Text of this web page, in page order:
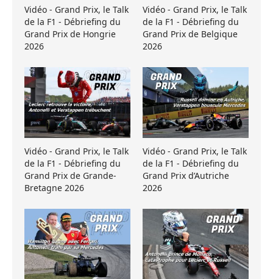
Vidéo - Grand Prix, le Talk
de la F1 - Débriefing du
Grand Prix de Hongrie
2026
Vidéo - Grand Prix, le Talk
de la F1 - Débriefing du
Grand Prix de Belgique
2026
Vidéo - Grand Prix, le Talk
de la F1 - Débriefing du
Grand Prix de Grande-
Bretagne 2026
Vidéo - Grand Prix, le Talk
de la F1 - Débriefing du
Grand Prix d’Autriche
2026